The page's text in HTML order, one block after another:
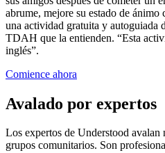
abrume, mejore su estado de
una actividad gratuita y autoguiada
TDAH que la entienden. “Esta
inglés”.
Comience ahora
Avalado por expertos
Los expertos de Understood avalan
grupos comunitarios. Son